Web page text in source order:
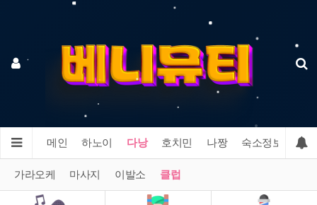
메인 하노이 다낭 호치민 나짱 숙소정보 맛
가라오케 마사지 이발소 클럽